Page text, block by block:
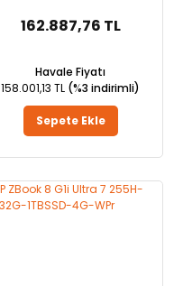
162.887,76 TL
Havale Fiyatı
158.001,13 TL (%3 indirimli)
Sepete Ekle